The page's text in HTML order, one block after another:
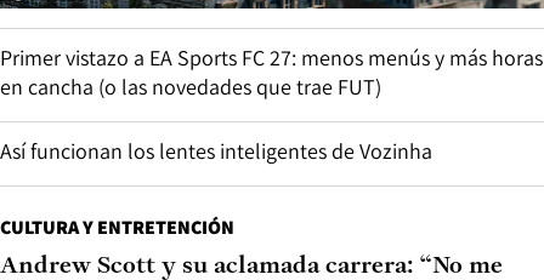
Primer vistazo a EA Sports FC 27: menos menús y más horas
en cancha (o las novedades que trae FUT)
Así funcionan los lentes inteligentes de Vozinha
CULTURA Y ENTRETENCIÓN
Andrew Scott y su aclamada carrera: “No me